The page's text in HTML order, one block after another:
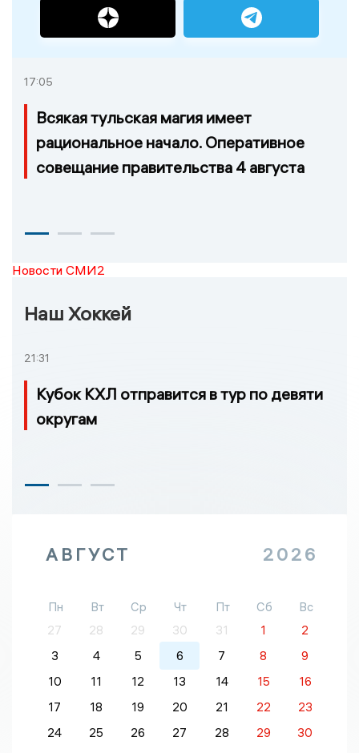
17:05
Всякая тульская магия имеет
рациональное начало. Оперативное
совещание правительства 4 августа
Новости СМИ2
Наш Хоккей
21:31
Кубок КХЛ отправится в тур по девяти
округам
АВГУСТ 2026
Пн Вт Ср Чт Пт Сб
Вс
27
28 29 30 31 1
2
3
4 5 6 7 8
9
10
11 12 13 14 15
16
17
18 19 20 21 22
23
24
25 26 27 28 29
30